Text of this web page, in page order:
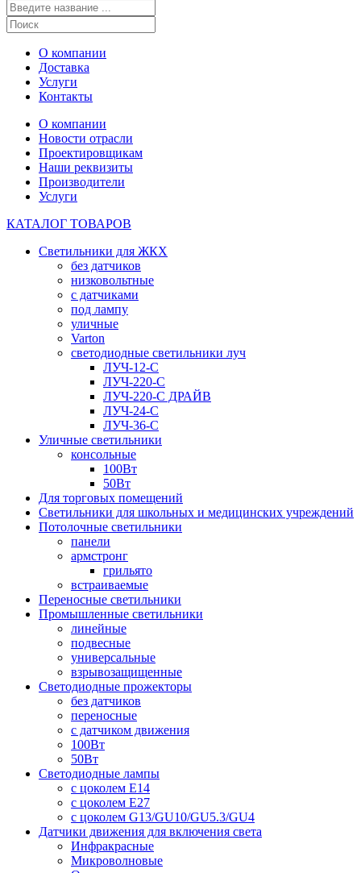
О компании
Доставка
Услуги
Контакты
О компании
Новости отрасли
Проектировщикам
Наши реквизиты
Производители
Услуги
КАТАЛОГ ТОВАРОВ
Светильники для ЖКХ
без датчиков
низковольтные
с датчиками
под лампу
уличные
Varton
светодиодные светильники луч
ЛУЧ-12-С
ЛУЧ-220-С
ЛУЧ-220-С ДРАЙВ
ЛУЧ-24-С
ЛУЧ-36-С
Уличные светильники
консольные
100Вт
50Вт
Для торговых помещений
Светильники для школьных и медицинских учреждений
Потолочные светильники
панели
армстронг
грильято
встраиваемые
Переносные светильники
Промышленные светильники
линейные
подвесные
универсальные
взрывозащищенные
Светодиодные прожекторы
без датчиков
переносные
с датчиком движения
100Вт
50Вт
Светодиодные лампы
с цоколем E14
с цоколем E27
с цоколем G13/GU10/GU5.3/GU4
Датчики движения для включения света
Инфракрасные
Микроволновые